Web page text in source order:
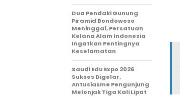
Dua Pendaki Gunung
Piramid Bondowoso
Meninggal, Persatuan
Kelana Alam Indonesia
Ingatkan Pentingnya
Keselamatan
Saudi Edu Expo 2026
Sukses Digelar,
Antusiasme Pengunjung
Melonjak Tiga Kali Lipat